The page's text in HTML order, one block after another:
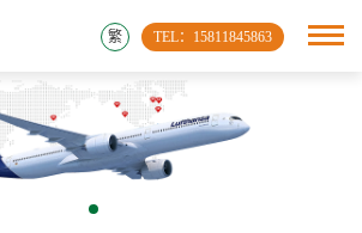
TEL：15811845863
繁